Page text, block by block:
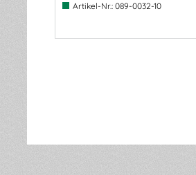
Artikel-Nr.: 089-0032-10